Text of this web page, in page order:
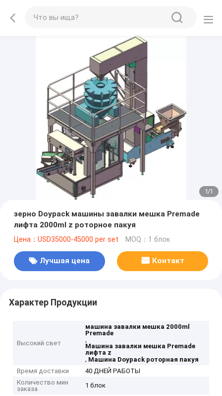
1/1
зерно Doypack машины завалки мешка Premade
лифта 2000ml z роторное пакуя
Цена：USD35000-45000 per set MOQ：1 блок
Лучшая цена Контакт
Характер Продукции
Высокий свет
машина завалки мешка 2000ml
Premade
,
Машина завалки мешка Premade
лифта z
, Машина Doypack роторная пакуя
Время доставки
40 ДНЕЙ РАБОТЫ
Количество мин
заказа
1 блок